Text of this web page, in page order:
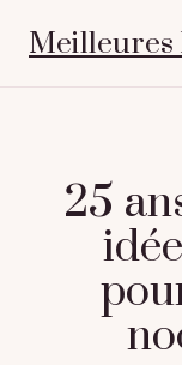
Meilleures
25